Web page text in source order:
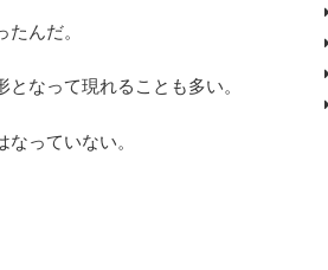
んだ。
なって現れることも多い。
っていない。